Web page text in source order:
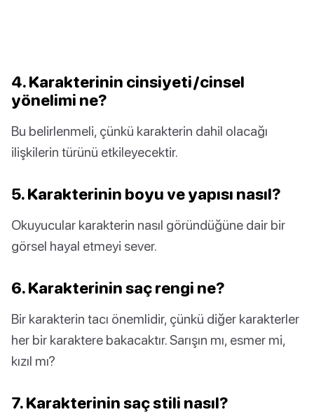
4. Karakterinin cinsiyeti/cinsel
yönelimi ne?
Bu belirlenmeli, çünkü karakterin dahil olacağı
ilişkilerin türünü etkileyecektir.
5. Karakterinin boyu ve yapısı nasıl?
Okuyucular karakterin nasıl göründüğüne dair bir
görsel hayal etmeyi sever.
6. Karakterinin saç rengi ne?
Bir karakterin tacı önemlidir, çünkü diğer karakterler
her bir karaktere bakacaktır. Sarışın mı, esmer mi,
kızıl mı?
7. Karakterinin saç stili nasıl?